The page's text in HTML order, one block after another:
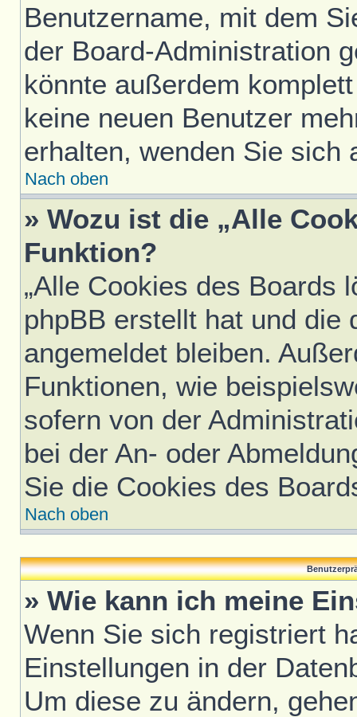
Benutzername, mit dem
der Board-Administration
könnte außerdem
keine neuen Benutzer
erhalten, wenden Sie sich
Nach oben
» Wozu ist die „Alle
Funktion?
„Alle Cookies des Boards
phpBB erstellt hat und die
angemeldet bleiben.
Funktionen, wie
sofern von der
bei der An- oder
Sie die Cookies des
Nach oben
» Wie kann ich meine
Wenn Sie sich registriert
Einstellungen in der
Um diese zu ändern,